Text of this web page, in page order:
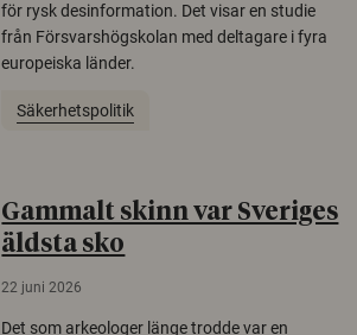
för rysk desinformation. Det visar en studie
från Försvarshögskolan med deltagare i fyra
europeiska länder.
Säkerhetspolitik
Gammalt skinn var Sveriges
äldsta sko
22 juni 2026
Det som arkeologer länge trodde var en